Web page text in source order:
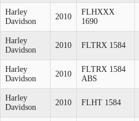
Harley
Davidson
2010
FLHXXX
1690
Harley
Davidson
2010 FLTRX 1584
Harley
Davidson
2010
FLTRX 1584
ABS
Harley
Davidson
2010 FLHT 1584